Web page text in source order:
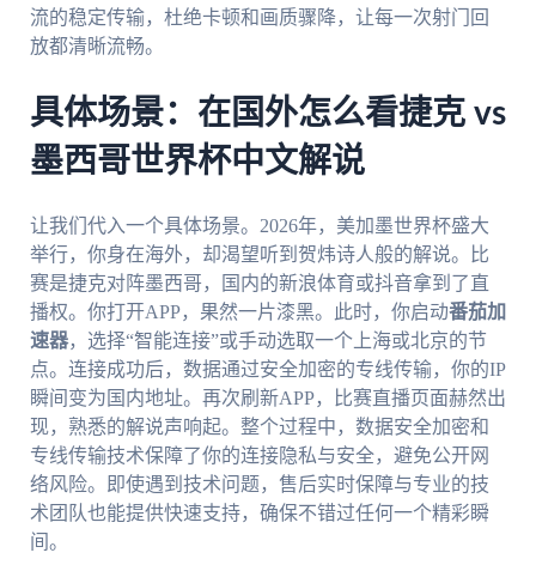
流的稳定传输，杜绝卡顿和画质骤降，让每一次射门回
放都清晰流畅。
具体场景：在国外怎么看捷克 vs
墨西哥世界杯中文解说
让我们代入一个具体场景。2026年，美加墨世界杯盛大
举行，你身在海外，却渴望听到贺炜诗人般的解说。比
赛是捷克对阵墨西哥，国内的新浪体育或抖音拿到了直
播权。你打开APP，果然一片漆黑。此时，你启动番茄加
速器，选择“智能连接”或手动选取一个上海或北京的节
点。连接成功后，数据通过安全加密的专线传输，你的IP
瞬间变为国内地址。再次刷新APP，比赛直播页面赫然出
现，熟悉的解说声响起。整个过程中，数据安全加密和
专线传输技术保障了你的连接隐私与安全，避免公开网
络风险。即使遇到技术问题，售后实时保障与专业的技
术团队也能提供快速支持，确保不错过任何一个精彩瞬
间。